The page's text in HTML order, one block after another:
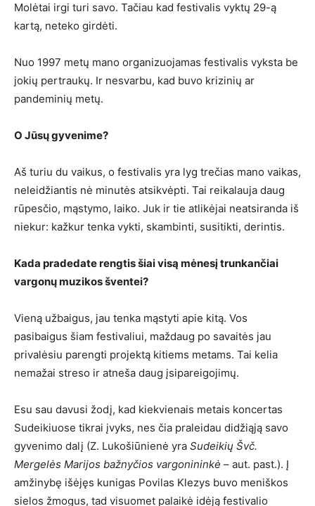
Molėtai irgi turi savo. Tačiau kad festivalis vyktų 29-ą
kartą, neteko girdėti.
Nuo 1997 metų mano organizuojamas festivalis vyksta be
jokių pertraukų. Ir nesvarbu, kad buvo krizinių ar
pandeminių metų.
O Jūsų gyvenime?
Aš turiu du vaikus, o festivalis yra lyg trečias mano vaikas,
neleidžiantis nė minutės atsikvėpti. Tai reikalauja daug
rūpesčio, mąstymo, laiko. Juk ir tie atlikėjai neatsiranda iš
niekur: kažkur tenka vykti, skambinti, susitikti, derintis.
Kada pradedate rengtis šiai visą mėnesį trunkančiai
vargonų muzikos šventei?
Vieną užbaigus, jau tenka mąstyti apie kitą. Vos
pasibaigus šiam festivaliui, maždaug po savaitės jau
privalėsiu parengti projektą kitiems metams. Tai kelia
nemažai streso ir atneša daug įsipareigojimų.
Esu sau davusi žodį, kad kiekvienais metais koncertas
Sudeikiuose tikrai įvyks, nes čia praleidau didžiąją savo
gyvenimo dalį (Z. Lukošiūnienė yra Sudeikių Švč.
Mergelės Marijos bažnyčios vargonininkė – aut. past.). Į
amžinybę išėjęs kunigas Povilas Klezys buvo meniškos
sielos žmogus, tad visuomet palaikė idėją festivalio